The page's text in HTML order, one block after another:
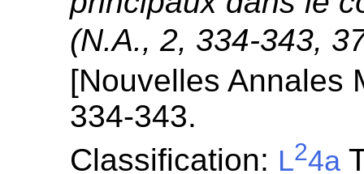
(N.A., 2, 334-343,
[Nouvelles Annales
334-343.
Classification: L24a